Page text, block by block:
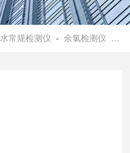
水常规检测仪 -余氯检测仪